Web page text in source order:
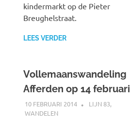
kindermarkt op de Pieter
Breughelstraat.
LEES VERDER
Vollemaanswandeling
Afferden op 14 februari
10 FEBRUARI 2014 SPOORZOEKER
LIJN 83,
WANDELEN